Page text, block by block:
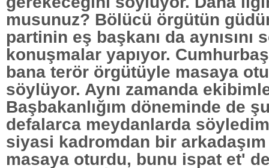
musunuz? Bölücü örgütün
partinin eş başkanı da aynısını
konuşmalar yapıyor.
bana terör örgütüyle masaya
söylüyor. Aynı zamanda
Başbakanlığım döneminde de
defalarca meydanlarda
siyasi kadromdan bir
masaya oturdu, bunu ispat et'